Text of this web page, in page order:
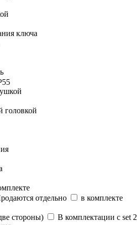
ключа
головкой
отдельно
в комплекте
стороны) В комплектации с set 2